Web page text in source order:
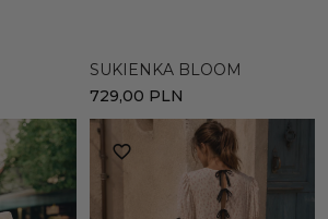
SUKIENKA BLOOM
729,00 PLN